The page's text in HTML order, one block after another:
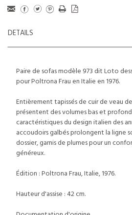
DETAILS
Paire de sofas modèle 973 dit Loto
pour Poltrona Frau en Italie en 1976.
Entièrement tapissés de cuir de veau
présentent des volumes bas et
caractéristiques du design italien des
accoudoirs galbés prolongent la ligne
dossier, garnis de plumes pour un
généreux.
Édition : Poltrona Frau, Italie, 1976.
Hauteur d'assise : 42 cm.